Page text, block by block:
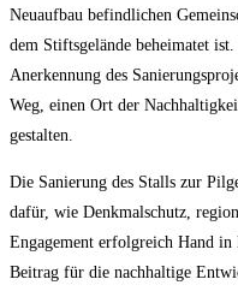
Neuaufbau befindlichen
dem Stiftsgelände beheimatet
Anerkennung des
Weg, einen Ort der
gestalten.
Die Sanierung des Stalls zur
dafür, wie Denkmalschutz,
Engagement erfolgreich Hand
Beitrag für die nachhaltige